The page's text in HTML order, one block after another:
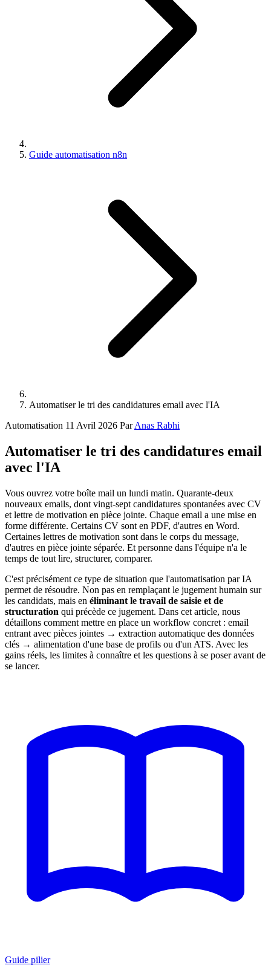
Guide automatisation n8n
Automatiser le tri des candidatures email avec l'IA
Automatisation 11 Avril 2026 ParAnas Rabhi
Automatiser le tri des candidatures email
avec l'IA
Vous ouvrez votre boîte mail un lundi matin. Quarante-deux
nouveaux emails, dont vingt-sept candidatures spontanées avec CV
et lettre de motivation en pièce jointe. Chaque email a une mise en
forme différente. Certains CV sont en PDF, d'autres en Word.
Certaines lettres de motivation sont dans le corps du message,
d'autres en pièce jointe séparée. Et personne dans l'équipe n'a le
temps de tout lire, structurer, comparer.
C'est précisément ce type de situation que l'automatisation par IA
permet de résoudre. Non pas en remplaçant le jugement humain sur
les candidats, mais en éliminant le travail de saisie et de
structuration qui précède ce jugement. Dans cet article, nous
détaillons comment mettre en place un workflow concret : email
entrant avec pièces jointes → extraction automatique des données
clés → alimentation d'une base de profils ou d'un ATS. Avec les
gains réels, les limites à connaître et les questions à se poser avant de
se lancer.
Guide pilier